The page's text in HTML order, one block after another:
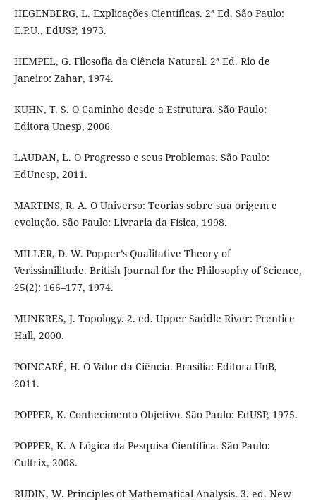
HEGENBERG, L. Explicações Científicas. 2ª Ed. São Paulo:
E.P.U., EdUSP, 1973.
HEMPEL, G. Filosofia da Ciência Natural. 2ª Ed. Rio de
Janeiro: Zahar, 1974.
KUHN, T. S. O Caminho desde a Estrutura. São Paulo:
Editora Unesp, 2006.
LAUDAN, L. O Progresso e seus Problemas. São Paulo:
EdUnesp, 2011.
MARTINS, R. A. O Universo: Teorias sobre sua origem e
evolução. São Paulo: Livraria da Física, 1998.
MILLER, D. W. Popper’s Qualitative Theory of
Verissimilitude. British Journal for the Philosophy of Science,
25(2): 166–177, 1974.
MUNKRES, J. Topology. 2. ed. Upper Saddle River: Prentice
Hall, 2000.
POINCARÉ, H. O Valor da Ciência. Brasília: Editora UnB,
2011.
POPPER, K. Conhecimento Objetivo. São Paulo: EdUSP, 1975.
POPPER, K. A Lógica da Pesquisa Científica. São Paulo:
Cultrix, 2008.
RUDIN, W. Principles of Mathematical Analysis. 3. ed. New